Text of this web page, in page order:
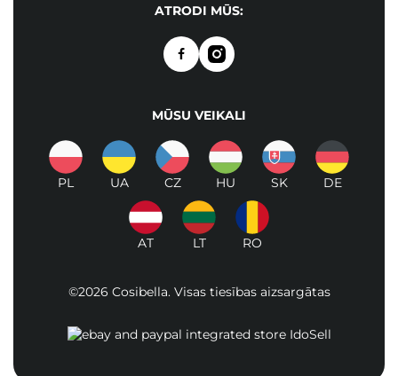
ATRODI MŪS:
MŪSU VEIKALI
PL UA CZ HU SK DE
AT LT RO
©2026 Cosibella. Visas tiesības aizsargātas